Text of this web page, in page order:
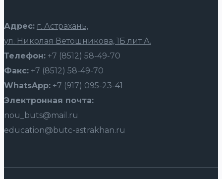
Адрес: г. Астрахань,
ул. Николая Ветошникова, 1Б лит А.
Телефон: +7 (8512) 58-49-70
Факс: +7 (8512) 58-49-70
WhatsApp: +7 (917) 095-23-41
Электронная почта:
nou_buts@mail.ru
education@butc-astrakhan.ru